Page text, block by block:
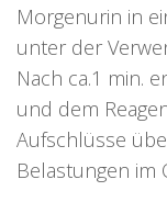
Morgenurin in
unter der
Nach ca.1 min.
und dem
Aufschlüsse
Belastungen im